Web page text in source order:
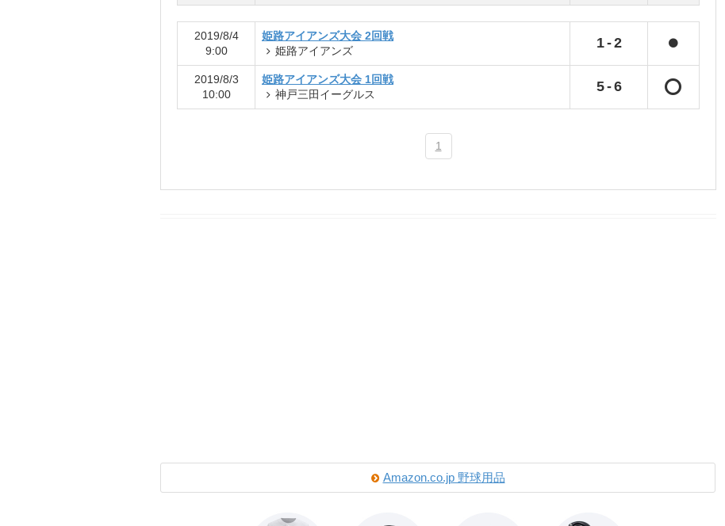
2019/8/4
9:00
姫路アイアンズ大会 2回戦
姫路アイアンズ
1-2
2019/8/3
10:00
姫路アイアンズ大会 1回戦
神戸三田イーグルス
5-6
1
Amazon.co.jp 野球用品